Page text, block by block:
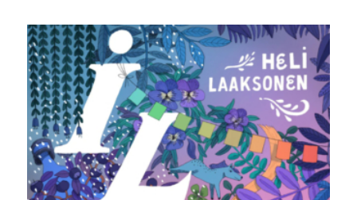
oli:
21,90 €.
on:
19,90 €.